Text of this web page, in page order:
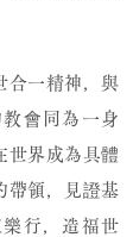
合一精神，與
會同為一身
世界成為具體
帶領，見證基
行，造福世